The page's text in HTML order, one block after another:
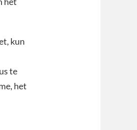
kun
te
het